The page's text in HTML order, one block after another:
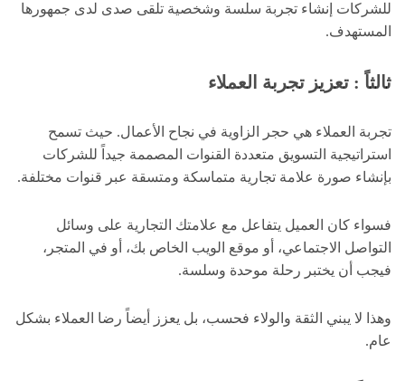
للشركات إنشاء تجربة سلسة وشخصية تلقى صدى لدى جمهورها
المستهدف.
ثالثاً : تعزيز تجربة العملاء
تجربة العملاء هي حجر الزاوية في نجاح الأعمال. حيث تسمح
استراتيجية التسويق متعددة القنوات المصممة جيداً للشركات
بإنشاء صورة علامة تجارية متماسكة ومتسقة عبر قنوات مختلفة.
فسواء كان العميل يتفاعل مع علامتك التجارية على وسائل
التواصل الاجتماعي، أو موقع الويب الخاص بك، أو في المتجر،
فيجب أن يختبر رحلة موحدة وسلسة.
وهذا لا يبني الثقة والولاء فحسب، بل يعزز أيضاً رضا العملاء بشكل
عام.